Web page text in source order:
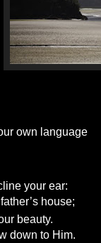
own language
your ear:
house;
beauty.
down to Him.